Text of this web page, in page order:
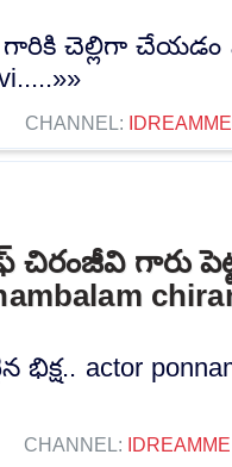
చెల్లిగా చేయడం నా
CHANNEL:
గారు
actor
CHANNEL: